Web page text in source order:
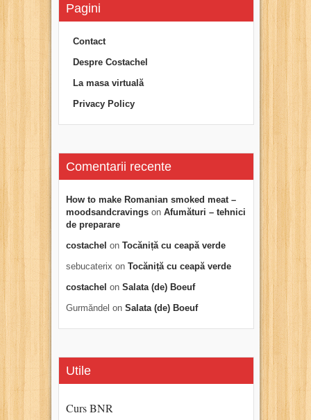
Pagini
Contact
Despre Costachel
La masa virtuală
Privacy Policy
Comentarii recente
How to make Romanian smoked meat –
moodsandcravings on Afumături – tehnici
de preparare
costachel on Tocăniță cu ceapă verde
sebucaterix on Tocăniță cu ceapă verde
costachel on Salata (de) Boeuf
Gurmăndel on Salata (de) Boeuf
Utile
Curs BNR